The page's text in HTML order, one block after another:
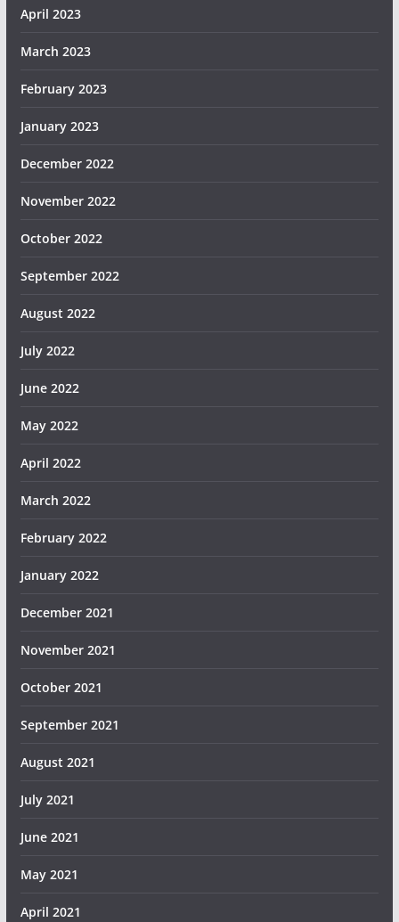
April 2023
March 2023
February 2023
January 2023
December 2022
November 2022
October 2022
September 2022
August 2022
July 2022
June 2022
May 2022
April 2022
March 2022
February 2022
January 2022
December 2021
November 2021
October 2021
September 2021
August 2021
July 2021
June 2021
May 2021
April 2021